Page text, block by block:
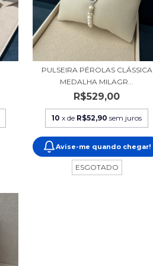
PULSEIRA PÉROLAS CLÁSSICA
MEDALHA MILAGR...
R$529,00
10 x de R$52,90 sem juros
Avise-me quando chegar!
ESGOTADO